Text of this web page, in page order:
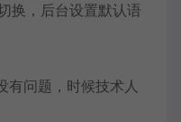
换，后台设置默认语
有问题，时候技术人